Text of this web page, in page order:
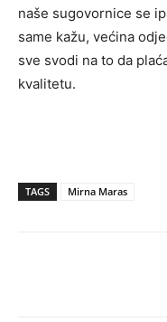
naše sugovornice se
same kažu, većina
sve svodi na to da
kvalitetu.
TAGS Mirna Maras